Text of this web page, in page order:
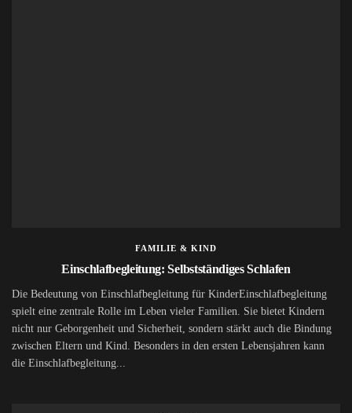
FAMILIE & KIND
Einschlafbegleitung: Selbstständiges Schlafen
Die Bedeutung von Einschlafbegleitung für KinderEinschlafbegleitung
spielt eine zentrale Rolle im Leben vieler Familien. Sie bietet Kindern
nicht nur Geborgenheit und Sicherheit, sondern stärkt auch die Bindung
zwischen Eltern und Kind. Besonders in den ersten Lebensjahren kann
die Einschlafbegleitung...